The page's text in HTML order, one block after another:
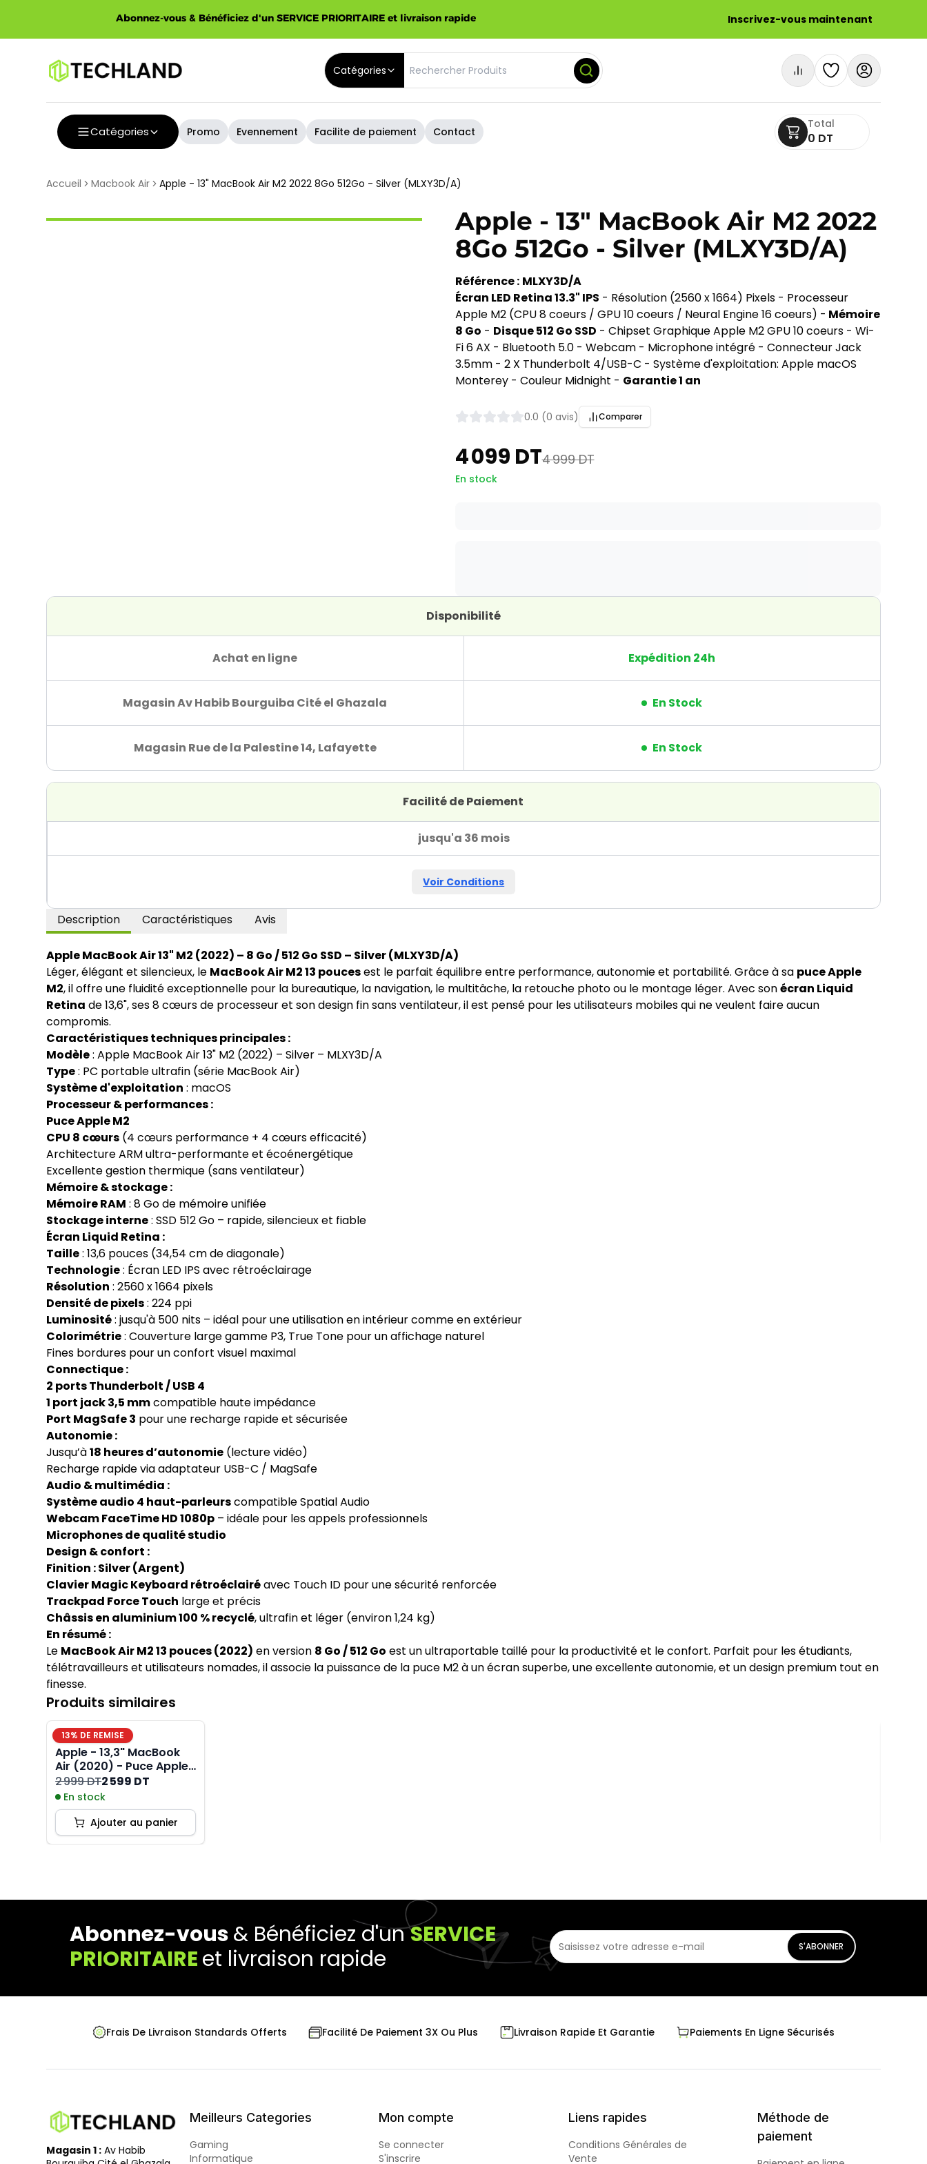
Abonnez-vous & Bénéficiez d'un SERVICE PRIORITAIRE et livraison rapide Inscrivez-vous maintenant
Catégories
Catégories Promo Evennement Facilite de paiement Contact
Total
0 DT
Accueil Macbook Air Apple - 13" MacBook Air M2 2022 8Go 512Go - Silver (MLXY3D/A)
Apple - 13" MacBook Air M2 2022
8Go 512Go - Silver (MLXY3D/A)
Référence : MLXY3D/A
Écran LED Retina 13.3" IPS - Résolution (2560 x 1664) Pixels - Processeur
Apple M2 (CPU 8 coeurs / GPU 10 coeurs / Neural Engine 16 coeurs) - Mémoire
8 Go - Disque 512 Go SSD - Chipset Graphique Apple M2 GPU 10 coeurs - Wi-
Fi 6 AX - Bluetooth 5.0 - Webcam - Microphone intégré - Connecteur Jack
3.5mm - 2 X Thunderbolt 4/USB-C - Système d'exploitation: Apple macOS
Monterey - Couleur Midnight - Garantie 1 an
0.0 (0 avis) Comparer
4 099 DT4 999 DT
En stock
Disponibilité
Achat en ligne Expédition 24h
Magasin Av Habib Bourguiba Cité el Ghazala En Stock
Magasin Rue de la Palestine 14, Lafayette En Stock
Facilité de Paiement
jusqu'a 36 mois
Voir Conditions
Description Caractéristiques Avis
Apple MacBook Air 13" M2 (2022) – 8 Go / 512 Go SSD – Silver (MLXY3D/A)
Léger, élégant et silencieux, le MacBook Air M2 13 poucesest le parfait équilibre entre performance, autonomie et portabilité. Grâce à sa puce Apple
M2, il offre une fluidité exceptionnelle pour la bureautique, la navigation, le multitâche, la retouche photo ou le montage léger. Avec sonécran Liquid
Retina de 13,6", ses 8 cœurs de processeur et son design fin sans ventilateur, il est pensé pour les utilisateurs mobiles qui ne veulent faire aucun
compromis.
Caractéristiques techniques principales :
Modèle: Apple MacBook Air 13" M2 (2022) – Silver – MLXY3D/A
Type: PC portable ultrafin (série MacBook Air)
Système d'exploitation : macOS
Processeur & performances :
Puce Apple M2
CPU 8 cœurs (4 cœurs performance + 4 cœurs efficacité)
Architecture ARM ultra-performante et écoénergétique
Excellente gestion thermique (sans ventilateur)
Mémoire & stockage :
Mémoire RAM : 8 Go de mémoire unifiée
Stockage interne: SSD 512 Go – rapide, silencieux et fiable
Écran Liquid Retina :
Taille: 13,6 pouces (34,54 cm de diagonale)
Technologie: Écran LED IPS avec rétroéclairage
Résolution : 2560 x 1664 pixels
Densité de pixels: 224 ppi
Luminosité: jusqu'à 500 nits – idéal pour une utilisation en intérieur comme en extérieur
Colorimétrie: Couverture large gamme P3, True Tone pour un affichage naturel
Fines bordures pour un confort visuel maximal
Connectique :
2 ports Thunderbolt / USB 4
1 port jack 3,5 mmcompatible haute impédance
Port MagSafe 3 pour une recharge rapide et sécurisée
Autonomie :
Jusqu’à18 heures d’autonomie (lecture vidéo)
Recharge rapide via adaptateur USB-C / MagSafe
Audio & multimédia :
Système audio 4 haut-parleurscompatible Spatial Audio
Webcam FaceTime HD 1080p – idéale pour les appels professionnels
Microphones de qualité studio
Design & confort :
Finition : Silver (Argent)
Clavier Magic Keyboard rétroéclairéavec Touch ID pour une sécurité renforcée
Trackpad Force Touch large et précis
Châssis en aluminium 100 % recyclé, ultrafin et léger (environ 1,24 kg)
En résumé :
Le MacBook Air M2 13 pouces (2022) en version 8 Go / 512 Go est un ultraportable taillé pour la productivité et le confort. Parfait pour les étudiants,
télétravailleurs et utilisateurs nomades, il associe la puissance de la puce M2 à un écran superbe, une excellente autonomie, et un design premium tout en
finesse.
Produits similaires
13% DE REMISE
Apple - 13,3" MacBook
Air (2020) - Puce Apple
M1 - RAM 8Go -
Stockage 256Go - Gris
Sidéral - AZERTY
2 999 DT2 599 DT
En stock
Ajouter au panier
Abonnez-vous& Bénéficiez d'unSERVICE
PRIORITAIREet livraison rapide S'ABONNER
Frais De Livraison Standards Offerts Facilité De Paiement 3X Ou Plus Livraison Rapide Et Garantie Paiements En Ligne Sécurisés
Magasin 1 : Av Habib
Meilleurs Categories
Gaming
Informatique
Mon compte
Se connecter
S'inscrire
Liens rapides
Conditions Générales de
Vente
Méthode de
paiement